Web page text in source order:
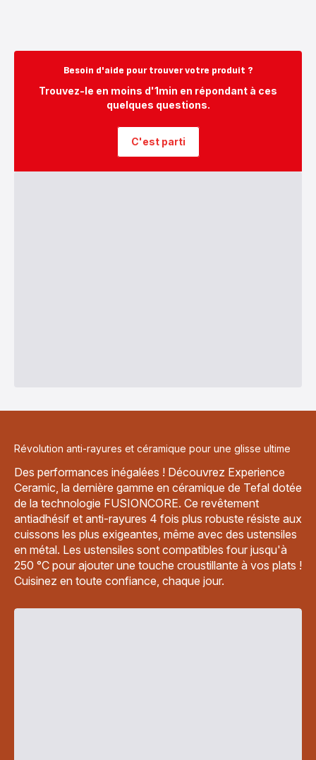
Besoin d'aide pour trouver votre produit ?
Trouvez-le en moins d'1min en répondant à ces
quelques questions.
C'est parti
Révolution anti-rayures et céramique pour une glisse ultime
Des performances inégalées ! Découvrez Experience
Ceramic, la dernière gamme en céramique de Tefal dotée
de la technologie FUSIONCORE. Ce revêtement
antiadhésif et anti-rayures 4 fois plus robuste résiste aux
cuissons les plus exigeantes, même avec des ustensiles
en métal. Les ustensiles sont compatibles four jusqu'à
250 °C pour ajouter une touche croustillante à vos plats !
Cuisinez en toute confiance, chaque jour.